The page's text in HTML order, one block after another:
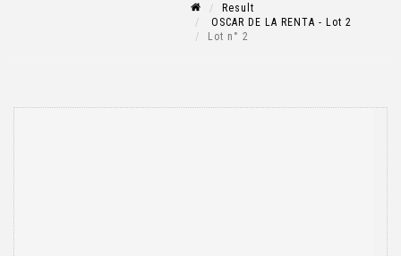
Result
OSCAR DE LA RENTA - Lot 2
Lot n° 2